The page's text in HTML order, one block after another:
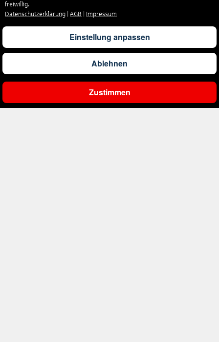
Ergebnisse filtern
freiwillig.
Datenschutzerklärung
AGB Impressum
Einstellung anpassen
Ablehnen
Zustimmen